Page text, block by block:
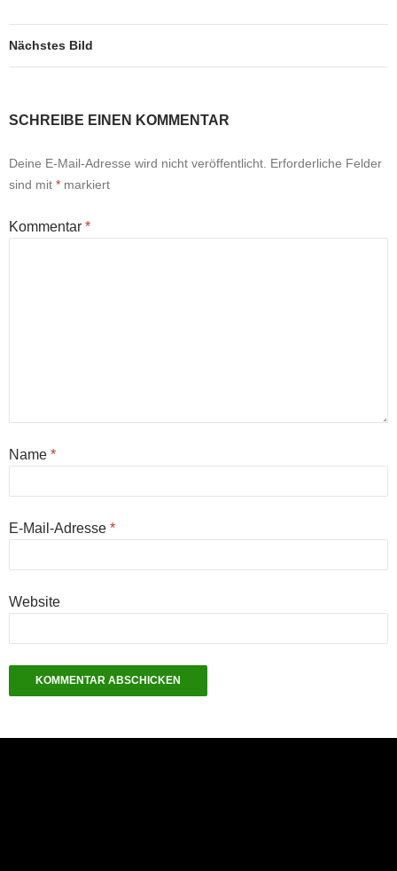
Nächstes Bild
SCHREIBE EINEN KOMMENTAR
Deine E-Mail-Adresse wird nicht veröffentlicht. Erforderliche Felder
sind mit * markiert
Kommentar *
Name *
E-Mail-Adresse *
Website